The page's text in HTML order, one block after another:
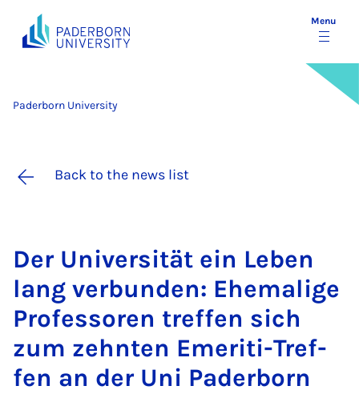
Menu
Paderborn University
Back to the news list
Der Uni­versität ein Leben
lang ver­bunden: Ehem­a­lige
Pro­fess­oren tref­fen sich
zum zehnten Emer­iti-Tref­
fen an der Uni Pader­born